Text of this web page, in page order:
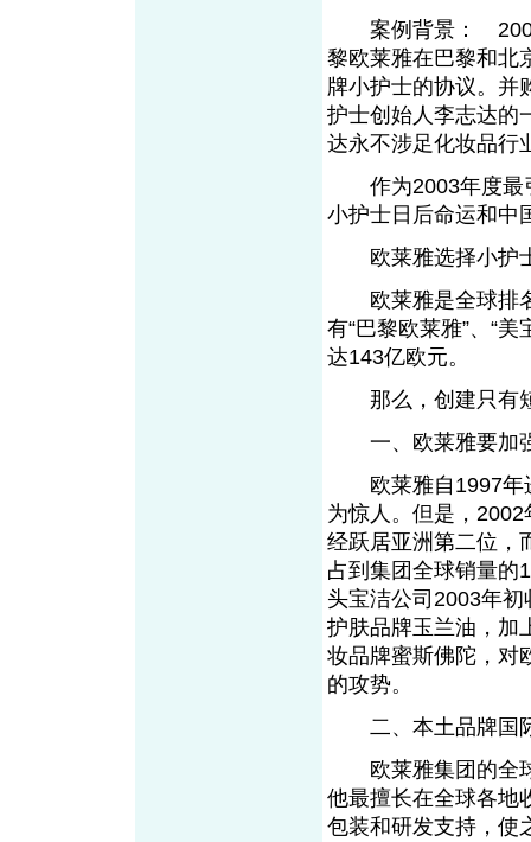
案例背景： 2003
黎欧莱雅在巴黎和北
牌小护士的协议。并
护士创始人李志达的
达永不涉足化妆品行
作为2003年度最引
小护士日后命运和
欧莱雅选择小护
欧莱雅是全球排名
有“巴黎欧莱雅”、“美
达143亿欧元。
那么，创建只有短
一、欧莱雅要加
欧莱雅自1997年进
为惊人。但是，
经跃居亚洲第二位，
占到集团全球销量的
头宝洁公司2003年
护肤品牌玉兰油，加
妆品牌蜜斯佛陀，对
的攻势。
二、本土品牌国
欧莱雅集团的全球
他最擅长在全球各地
包装和研发支持，使